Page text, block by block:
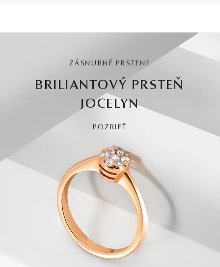
ZÁSNUBNÉ PRSTENE
BRILIANTOVÝ PRSTEŇ
JOCELYN
POZRIEŤ